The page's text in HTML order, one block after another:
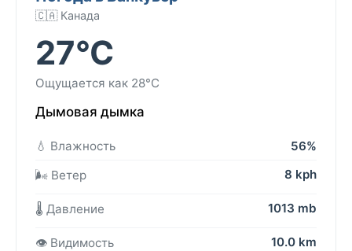
🇨🇦 Канада
27°C
Ощущается как 28°C
Дымовая дымка
💧 Влажность
56%
🌬️ Ветер
8 kph
🌡️ Давление 1013 mb
👁️ Видимость 10.0 km